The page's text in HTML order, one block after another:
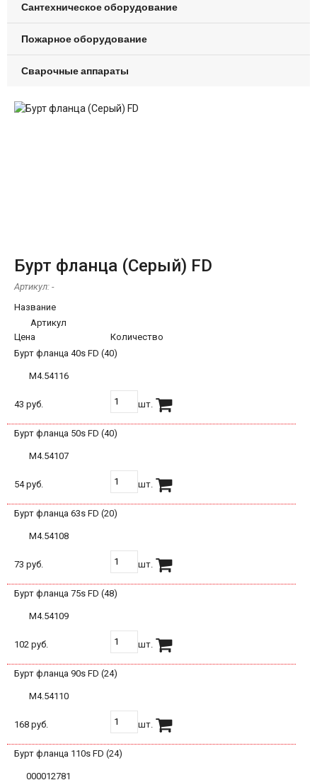
Сантехническое оборудование
Пожарное оборудование
Сварочные аппараты
Бурт фланца (Серый) FD
Артикул: -
Название
Артикул
Цена
Количество
Бурт фланца 40s FD (40)
М4.54116
43 руб. шт.
Бурт фланца 50s FD (40)
М4.54107
54 руб. шт.
Бурт фланца 63s FD (20)
М4.54108
73 руб. шт.
Бурт фланца 75s FD (48)
М4.54109
102 руб. шт.
Бурт фланца 90s FD (24)
М4.54110
168 руб. шт.
Бурт фланца 110s FD (24)
000012781